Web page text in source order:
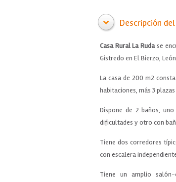
Descripción
Casa Rural La Rudase
Gistredo en El Bierzo,
La casa de 200 m2
habitaciones, más 3
Dispone de 2 baños,
dificultades y otro con
Tiene dos corredores
con escalera
Tiene un amplio